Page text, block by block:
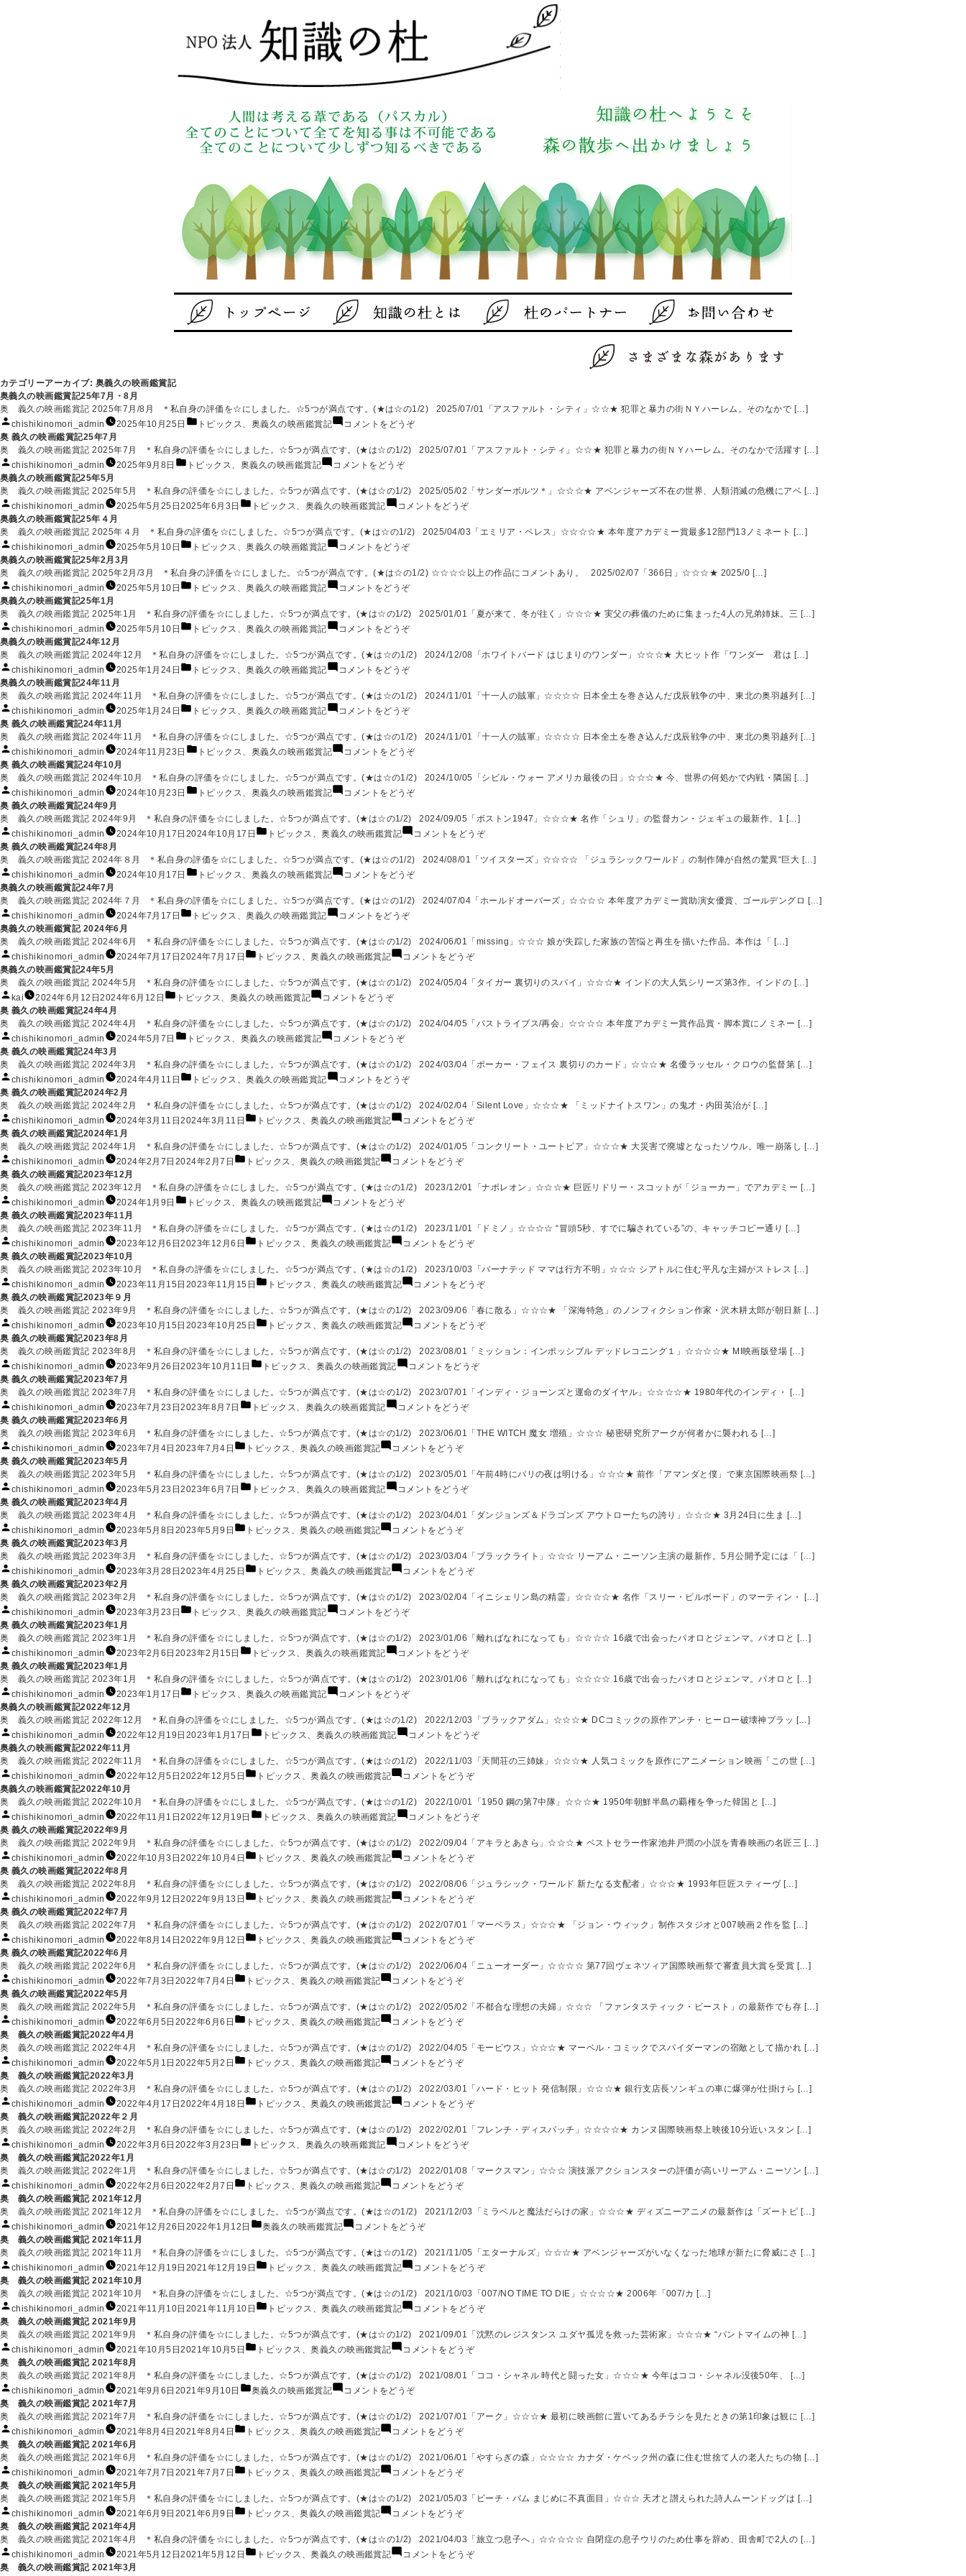
カテゴリーアーカイブ: 奥義久の映画鑑賞記
奥義久の映画鑑賞記25年7月・8月
奥 義久の映画鑑賞記 2025年7月/8月 ＊私自身の評価を☆にしました。☆5つが満点です。(★は☆の1/2) 2025/07/01「アスファルト・シティ」☆☆★ 犯罪と暴力の街ＮＹハーレム。そのなかで […]
投
稿
者:
chishikinomori_admin 2025年10月25日
カ
ゴ
リ
トピックス、 奥義久の映画鑑賞記 コメントをどうぞ(奥
久
画
賞
25
月・
奥 義久の映画鑑賞記25年7月
奥 義久の映画鑑賞記 2025年7月 ＊私自身の評価を☆にしました。☆5つが満点です。(★は☆の1/2) 2025/07/01「アスファルト・シティ」☆☆★ 犯罪と暴力の街ＮＹハーレム。そのなかで活躍す […]
投
稿
者:
chishikinomori_admin 2025年9月8日
カ
ゴ
リ
トピックス、 奥義久の映画鑑賞記 コメントをどうぞ(奥
久
の
画
賞
25
年
月)
奥義久の映画鑑賞記25年5月
奥 義久の映画鑑賞記 2025年5月 ＊私自身の評価を☆にしました。☆5つが満点です。(★は☆の1/2) 2025/05/02「サンダーボルツ＊」☆☆☆★ アベンジャーズ不在の世界、人類消滅の危機にアベ […]
投
稿
者:
chishikinomori_admin 2025年5月25日2025年6月3日
カ
ゴ
リ
トピックス、 奥義久の映画鑑賞記 コメントをどうぞ(奥
久
画
25
月)
奥義久の映画鑑賞記25年４月
奥 義久の映画鑑賞記 2025年４月 ＊私自身の評価を☆にしました。☆5つが満点です。(★は☆の1/2) 2025/04/03「エミリア・ペレス」☆☆☆☆★ 本年度アカデミー賞最多12部門13ノミネート […]
投
稿
者:
chishikinomori_admin 2025年5月10日
カ
ゴ
リ
トピックス 、奥義久の映画鑑賞記 コメントをどうぞ(奥
久
の
画
25
月)
奥義久の映画鑑賞記25年2月3月
奥 義久の映画鑑賞記 2025年2月/3月 ＊私自身の評価を☆にしました。☆5つが満点です。(★は☆の1/2) ☆☆☆☆以上の作品にコメントあり。 2025/02/07「366日」☆☆☆★ 2025/0 […]
投
稿
者:
chishikinomori_admin 2025年5月10日
カ
ゴ
リ
トピックス 、奥義久の映画鑑賞記 コメントをどうぞ(奥
久
の
画
25
月
3
奥義久の映画鑑賞記25年1月
奥 義久の映画鑑賞記 2025年1月 ＊私自身の評価を☆にしました。☆5つが満点です。(★は☆の1/2) 2025/01/01「夏が来て、冬が往く」☆☆☆★ 実父の葬儀のために集まった4人の兄弟姉妹。三 […]
投
稿
者:
chishikinomori_admin 2025年5月10日
カ
ゴ
リ
トピックス 、奥義久の映画鑑賞記 コメントをどうぞ(奥
久
の
画
25
年
月)
奥義久の映画鑑賞記24年12月
奥 義久の映画鑑賞記 2024年12月 ＊私自身の評価を☆にしました。☆5つが満点です。(★は☆の1/2) 2024/12/08「ホワイトバード はじまりのワンダー」☆☆☆★ 大ヒット作「ワンダー 君は […]
投
稿
者:
chishikinomori_admin 2025年1月24日
カ
ゴ
リ
トピックス 、奥義久の映画鑑賞記 コメントをどうぞ(奥
久
の
画
賞
24
年
月)
奥義久の映画鑑賞記24年11月
奥 義久の映画鑑賞記 2024年11月 ＊私自身の評価を☆にしました。☆5つが満点です。(★は☆の1/2) 2024/11/01「十一人の賊軍」☆☆☆☆ 日本全土を巻き込んだ戊辰戦争の中、東北の奥羽越列 […]
投
稿
者:
chishikinomori_admin 2025年1月24日
カ
ゴ
リ
トピックス 、奥義久の映画鑑賞記 コメントをどうぞ(奥
久
の
画
賞
24
年
月)
奥 義久の映画鑑賞記24年11月
奥 義久の映画鑑賞記 2024年11月 ＊私自身の評価を☆にしました。☆5つが満点です。(★は☆の1/2) 2024/11/01「十一人の賊軍」☆☆☆☆ 日本全土を巻き込んだ戊辰戦争の中、東北の奥羽越列 […]
投
稿
者:
chishikinomori_admin 2024年11月23日
カ
ゴ
リ
トピックス、 奥義久の映画鑑賞記 コメントをどうぞ(奥
久
の
画
賞
24
月)
奥 義久の映画鑑賞記24年10月
奥 義久の映画鑑賞記 2024年10月 ＊私自身の評価を☆にしました。☆5つが満点です。(★は☆の1/2) 2024/10/05「シビル・ウォー アメリカ最後の日」☆☆☆★ 今、世界の何処かで内戦・隣国 […]
投
稿
者:
chishikinomori_admin 2024年10月23日
カ
ゴ
リ
トピックス、 奥義久の映画鑑賞記 コメントをどうぞ(奥
久
画
24
月)
奥 義久の映画鑑賞記24年9月
奥 義久の映画鑑賞記 2024年9月 ＊私自身の評価を☆にしました。☆5つが満点です。(★は☆の1/2) 2024/09/05「ボストン1947」☆☆☆★ 名作「シュリ」の監督カン・ジェギュの最新作。1 […]
投
稿
者:
chishikinomori_admin 2024年10月17日 2024年10月17日
カ
ゴ
リ
トピックス 、奥義久の映画鑑賞記 コメントをどうぞ(奥
久
画
24
月)
奥 義久の映画鑑賞記24年8月
奥 義久の映画鑑賞記 2024年８月 ＊私自身の評価を☆にしました。☆5つが満点です。(★は☆の1/2) 2024/08/01「ツイスターズ」☆☆☆☆ 「ジュラシックワールド」の制作陣が自然の驚異“巨大 […]
投
稿
者:
chishikinomori_admin 2024年10月17日
カ
ゴ
リ
トピックス、 奥義久の映画鑑賞記 コメントをどうぞ(奥
久
画
賞
24
月)
奥義久の映画鑑賞記24年7月
奥 義久の映画鑑賞記 2024年７月 ＊私自身の評価を☆にしました。☆5つが満点です。(★は☆の1/2) 2024/07/04「ホールドオーバーズ」☆☆☆☆ 本年度アカデミー賞助演女優賞、ゴールデングロ […]
投
稿
者:
chishikinomori_admin 2024年7月17日
カ
ゴ
リ
トピックス 、奥義久の映画鑑賞記 コメントをどうぞ(奥
久
の
画
24
月)
奥義久の映画鑑賞記 2024年6月
奥 義久の映画鑑賞記 2024年6月 ＊私自身の評価を☆にしました。☆5つが満点です。(★は☆の1/2) 2024/06/01「missing」☆☆☆ 娘が失踪した家族の苦悩と再生を描いた作品。本作は「 […]
投
稿
者:
chishikinomori_admin 2024年7月17日2024年7月17日
カ
ゴ
リ
トピックス 、奥義久の映画鑑賞記 コメントをどうぞ(奥
久
画
2024
月)
奥義久の映画鑑賞記24年5月
奥 義久の映画鑑賞記 2024年5月 ＊私自身の評価を☆にしました。☆5つが満点です。(★は☆の1/2) 2024/05/04「タイガー 裏切りのスパイ」☆☆☆★ インドの大人気シリーズ第3作。インドの […]
投
稿
者:
kai 2024年6月12日2024年6月12日
カ
ゴ
リ
トピックス、 奥義久の映画鑑賞記 コメントをどうぞ(奥
久
の
画
賞
24
年
月)
奥 義久の映画鑑賞記24年4月
奥 義久の映画鑑賞記 2024年4月 ＊私自身の評価を☆にしました。☆5つが満点です。(★は☆の1/2) 2024/04/05「パストライブス/再会」☆☆☆☆ 本年度アカデミー賞作品賞・脚本賞にノミネー […]
投
稿
者:
chishikinomori_admin 2024年5月7日
カ
ゴ
リ
トピックス、 奥義久の映画鑑賞記 コメントをどうぞ(奥
久
の
画
賞
24
年
月)
奥 義久の映画鑑賞記24年3月
奥 義久の映画鑑賞記 2024年3月 ＊私自身の評価を☆にしました。☆5つが満点です。(★は☆の1/2) 2024/03/04「ポーカー・フェイス 裏切りのカード」☆☆☆★ 名優ラッセル・クロウの監督第 […]
投
稿
者:
chishikinomori_admin 2024年4月11日
カ
ゴ
リ
トピックス 、奥義久の映画鑑賞記 コメントをどうぞ(奥
久
の
画
賞
24
月)
奥 義久の映画鑑賞記2024年2月
奥 義久の映画鑑賞記 2024年2月 ＊私自身の評価を☆にしました。☆5つが満点です。(★は☆の1/2) 2024/02/04「Silent Love」☆☆☆★ 「ミッドナイトスワン」の鬼才・内田英治が […]
投
稿
者:
chishikinomori_admin 2024年3月11日2024年3月11日
カ
ゴ
リ
トピックス 、奥義久の映画鑑賞記 コメントをどうぞ(奥
久
画
2024
月)
奥 義久の映画鑑賞記2024年1月
奥 義久の映画鑑賞記 2024年1月 ＊私自身の評価を☆にしました。☆5つが満点です。(★は☆の1/2) 2024/01/05「コンクリート・ユートピア」☆☆☆★ 大災害で廃墟となったソウル。唯一崩落し […]
投
稿
者:
chishikinomori_admin 2024年2月7日 2024年2月7日
カ
ゴ
リ
トピックス 、奥義久の映画鑑賞記 コメントをどうぞ(奥
久
画
賞
2024
年
月)
奥 義久の映画鑑賞記2023年12月
奥 義久の映画鑑賞記 2023年12月 ＊私自身の評価を☆にしました。☆5つが満点です。(★は☆の1/2) 2023/12/01「ナポレオン」☆☆☆★ 巨匠リドリー・スコットが「ジョーカー」でアカデミー […]
投
稿
者:
chishikinomori_admin 2024年1月9日
カ
ゴ
リ
トピックス、 奥義久の映画鑑賞記 コメントをどうぞ(奥
久
画
鑑
2023
年
月)
奥 義久の映画鑑賞記2023年11月
奥 義久の映画鑑賞記 2023年11月 ＊私自身の評価を☆にしました。☆5つが満点です。(★は☆の1/2) 2023/11/01「ドミノ」☆☆☆☆ “冒頭5秒、すでに騙されている”の、キャッチコピー通り […]
投
稿
者:
chishikinomori_admin 2023年12月6日2023年12月6日
カ
ゴ
リ
トピックス 、奥義久の映画鑑賞記 コメントをどうぞ(奥
久
の
画
賞
2023
年
月)
奥 義久の映画鑑賞記2023年10月
奥 義久の映画鑑賞記 2023年10月 ＊私自身の評価を☆にしました。☆5つが満点です。(★は☆の1/2) 2023/10/03「バーナテッド ママは行方不明」☆☆☆ シアトルに住む平凡な主婦がストレス […]
投
稿
者:
chishikinomori_admin 2023年11月15日 2023年11月15日
カ
ゴ
リ
トピックス 、奥義久の映画鑑賞記 コメントをどうぞ(奥
久
の
2023
月)
奥 義久の映画鑑賞記2023年９月
奥 義久の映画鑑賞記 2023年9月 ＊私自身の評価を☆にしました。☆5つが満点です。(★は☆の1/2) 2023/09/06「春に散る」☆☆☆★ 「深海特急」のノンフィクション作家・沢木耕太郎が朝日新 […]
投
稿
者:
chishikinomori_admin 2023年10月15日 2023年10月25日
カ
ゴ
リ
トピックス 、奥義久の映画鑑賞記 コメントをどうぞ(奥
久
画
2023
月)
奥 義久の映画鑑賞記2023年8月
奥 義久の映画鑑賞記 2023年8月 ＊私自身の評価を☆にしました。☆5つが満点です。(★は☆の1/2) 2023/08/01「ミッション：インポッシブル デッドレコニング１」☆☆☆☆★ MI映画版登場 […]
投
稿
者:
chishikinomori_admin 2023年9月26日2023年10月11日
カ
ゴ
リ
トピックス、 奥義久の映画鑑賞記 コメントをどうぞ(奥
久
画
2023
月)
奥 義久の映画鑑賞記2023年7月
奥 義久の映画鑑賞記 2023年7月 ＊私自身の評価を☆にしました。☆5つが満点です。(★は☆の1/2) 2023/07/01「インディ・ジョーンズと運命のダイヤル」☆☆☆☆★ 1980年代のインディ・ […]
投
稿
者:
chishikinomori_admin 2023年7月23日2023年8月7日
カ
ゴ
リ
トピックス、 奥義久の映画鑑賞記 コメントをどうぞ(奥
久
画
2023
月)
奥 義久の映画鑑賞記2023年6月
奥 義久の映画鑑賞記 2023年6月 ＊私自身の評価を☆にしました。☆5つが満点です。(★は☆の1/2) 2023/06/01「THE WITCH 魔女 増殖」☆☆☆ 秘密研究所アークが何者かに襲われる […]
投
稿
者:
chishikinomori_admin 2023年7月4日 2023年7月4日
カ
ゴ
リ
トピックス 、奥義久の映画鑑賞記 コメントをどうぞ(奥
久
の
画
2023
年
月)
奥 義久の映画鑑賞記2023年5月
奥 義久の映画鑑賞記 2023年5月 ＊私自身の評価を☆にしました。☆5つが満点です。(★は☆の1/2) 2023/05/01「午前4時にパリの夜は明ける」☆☆☆★ 前作「アマンダと僕」で東京国際映画祭 […]
投
稿
者:
chishikinomori_admin 2023年5月23日2023年6月7日
カ
ゴ
リ
トピックス、 奥義久の映画鑑賞記 コメントをどうぞ(奥
久
画
賞
2023
月)
奥 義久の映画鑑賞記2023年4月
奥 義久の映画鑑賞記 2023年4月 ＊私自身の評価を☆にしました。☆5つが満点です。(★は☆の1/2) 2023/04/01「ダンジョンズ＆ドラゴンズ アウトローたちの誇り」☆☆☆★ 3月24日に生ま […]
投
稿
者:
chishikinomori_admin 2023年5月8日 2023年5月9日
カ
ゴ
リ
トピックス 、奥義久の映画鑑賞記 コメントをどうぞ(奥
久
の
画
2023
年
月)
奥 義久の映画鑑賞記2023年3月
奥 義久の映画鑑賞記 2023年3月 ＊私自身の評価を☆にしました。☆5つが満点です。(★は☆の1/2) 2023/03/04「ブラックライト」☆☆☆ リーアム・ニーソン主演の最新作。5月公開予定には「 […]
投
稿
者:
chishikinomori_admin 2023年3月28日2023年4月25日
カ
ゴ
リ
トピックス 、奥義久の映画鑑賞記 コメントをどうぞ(奥
久
画
2023
月)
奥 義久の映画鑑賞記2023年2月
奥 義久の映画鑑賞記 2023年2月 ＊私自身の評価を☆にしました。☆5つが満点です。(★は☆の1/2) 2023/02/04「イニシェリン島の精霊」☆☆☆☆★ 名作「スリー・ビルボード」のマーティン・ […]
投
稿
者:
chishikinomori_admin 2023年3月23日
カ
ゴ
リ
トピックス 、奥義久の映画鑑賞記 コメントをどうぞ(奥
久
の
画
2023
年
月)
奥 義久の映画鑑賞記2023年1月
奥 義久の映画鑑賞記 2023年1月 ＊私自身の評価を☆にしました。☆5つが満点です。(★は☆の1/2) 2023/01/06「離ればなれになっても」☆☆☆☆ 16歳で出会ったパオロとジェンマ。パオロと […]
投
稿
者:
chishikinomori_admin 2023年2月6日 2023年2月15日
カ
ゴ
リ
トピックス、 奥義久の映画鑑賞記 コメントをどうぞ(奥
久
画
賞
2023
年
月)
奥 義久の映画鑑賞記2023年1月
奥 義久の映画鑑賞記 2023年1月 ＊私自身の評価を☆にしました。☆5つが満点です。(★は☆の1/2) 2023/01/06「離ればなれになっても」☆☆☆☆ 16歳で出会ったパオロとジェンマ。パオロと […]
投
稿
者:
chishikinomori_admin 2023年1月17日
カ
ゴ
リ
トピックス 、奥義久の映画鑑賞記 コメントをどうぞ(奥
久
画
賞
2023
年
月)
奥義久の映画鑑賞記2022年12月
奥 義久の映画鑑賞記 2022年12月 ＊私自身の評価を☆にしました。☆5つが満点です。(★は☆の1/2) 2022/12/03「ブラックアダム」☆☆☆★ DCコミックの原作アンチ・ヒーロー破壊神ブラッ […]
投
稿
者:
chishikinomori_admin 2022年12月19日 2023年1月17日
カ
ゴ
リ
トピックス、 奥義久の映画鑑賞記 コメントをどうぞ(奥
久
画
2022
月)
奥義久の映画鑑賞記2022年11月
奥 義久の映画鑑賞記 2022年11月 ＊私自身の評価を☆にしました。☆5つが満点です。(★は☆の1/2) 2022/11/03「天間荘の三姉妹」☆☆☆★ 人気コミックを原作にアニメーション映画「この世 […]
投
稿
者:
chishikinomori_admin 2022年12月5日2022年12月5日
カ
ゴ
リ
トピックス 、奥義久の映画鑑賞記 コメントをどうぞ(奥
久
の
画
2022
月)
奥義久の映画鑑賞記2022年10月
奥 義久の映画鑑賞記 2022年10月 ＊私自身の評価を☆にしました。☆5つが満点です。(★は☆の1/2) 2022/10/01「1950 鋼の第7中隊」☆☆☆★ 1950年朝鮮半島の覇権を争った韓国と […]
投
稿
者:
chishikinomori_admin 2022年11月1日2022年12月19日
カ
ゴ
リ
トピックス、 奥義久の映画鑑賞記 コメントをどうぞ(奥
久
画
2022
月)
奥 義久の映画鑑賞記2022年9月
奥 義久の映画鑑賞記 2022年9月 ＊私自身の評価を☆にしました。☆5つが満点です。(★は☆の1/2) 2022/09/04「アキラとあきら」☆☆☆★ ベストセラー作家池井戸潤の小説を青春映画の名匠三 […]
投
稿
者:
chishikinomori_admin 2022年10月3日2022年10月4日
カ
ゴ
リ
トピックス 、奥義久の映画鑑賞記 コメントをどうぞ(奥
久
の
画
2022
月)
奥 義久の映画鑑賞記2022年8月
奥 義久の映画鑑賞記 2022年8月 ＊私自身の評価を☆にしました。☆5つが満点です。(★は☆の1/2) 2022/08/06「ジュラシック・ワールド 新たなる支配者」☆☆☆★ 1993年巨匠スティーヴ […]
投
稿
者:
chishikinomori_admin 2022年9月12日2022年9月13日
カ
ゴ
リ
トピックス 、奥義久の映画鑑賞記 コメントをどうぞ(奥
久
の
画
2022
月)
奥 義久の映画鑑賞記2022年7月
奥 義久の映画鑑賞記 2022年7月 ＊私自身の評価を☆にしました。☆5つが満点です。(★は☆の1/2) 2022/07/01「マーベラス」☆☆☆★ 「ジョン・ウィック」制作スタジオと007映画２作を監 […]
投
稿
者:
chishikinomori_admin 2022年8月14日2022年9月12日
カ
ゴ
リ
トピックス 、奥義久の映画鑑賞記 コメントをどうぞ(奥
久
画
2022
月)
奥 義久の映画鑑賞記2022年6月
奥 義久の映画鑑賞記 2022年6月 ＊私自身の評価を☆にしました。☆5つが満点です。(★は☆の1/2) 2022/06/04「ニューオーダー」☆☆☆☆ 第77回ヴェネツィア国際映画祭で審査員大賞を受賞 […]
投
稿
者:
chishikinomori_admin 2022年7月3日 2022年7月4日
カ
ゴ
リ
トピックス 、奥義久の映画鑑賞記 コメントをどうぞ(奥
久
の
画
2022
年
月 )
奥 義久の映画鑑賞記2022年5月
奥 義久の映画鑑賞記 2022年5月 ＊私自身の評価を☆にしました。☆5つが満点です。(★は☆の1/2) 2022/05/02「不都合な理想の夫婦」☆☆☆ 「ファンタスティック・ビースト」の最新作でも存 […]
投
稿
者:
chishikinomori_admin 2022年6月5日 2022年6月6日
カ
ゴ
リ
トピックス 、奥義久の映画鑑賞記 コメントをどうぞ(奥
久
の
画
賞
2022
年
月)
奥 義久の映画鑑賞記2022年4月
奥 義久の映画鑑賞記 2022年4月 ＊私自身の評価を☆にしました。☆5つが満点です。(★は☆の1/2) 2022/04/05「モービウス」☆☆☆★ マーベル・コミックでスパイダーマンの宿敵として描かれ […]
投
稿
者:
chishikinomori_admin 2022年5月1日 2022年5月2日
カ
ゴ
リ
トピックス 、奥義久の映画鑑賞記 コメントをどうぞ(奥
久
の
画
賞
2022
月)
奥 義久の映画鑑賞記2022年3月
奥 義久の映画鑑賞記 2022年3月 ＊私自身の評価を☆にしました。☆5つが満点です。(★は☆の1/2) 2022/03/01「ハード・ヒット 発信制限」☆☆☆★ 銀行支店長ソンギュの車に爆弾が仕掛けら […]
投
稿
者:
chishikinomori_admin 2022年4月17日2022年4月18日
カ
ゴ
リ
トピックス 、奥義久の映画鑑賞記 コメントをどうぞ(奥
久
画
2022
月)
奥 義久の映画鑑賞記2022年２月
奥 義久の映画鑑賞記 2022年2月 ＊私自身の評価を☆にしました。☆5つが満点です。(★は☆の1/2) 2022/02/01「フレンチ・ディスパッチ」☆☆☆☆★ カンヌ国際映画祭上映後10分近いスタン […]
投
稿
者:
chishikinomori_admin 2022年3月6日 2022年3月23日
カ
ゴ
リ
トピックス、 奥義久の映画鑑賞記 コメントをどうぞ(奥
久
画
2022
年
月)
奥 義久の映画鑑賞記2022年1月
奥 義久の映画鑑賞記 2022年1月 ＊私自身の評価を☆にしました。☆5つが満点です。(★は☆の1/2) 2022/01/08「マークスマン」☆☆☆ 演技派アクションスターの評価が高いリーアム・ニーソン […]
投
稿
者:
chishikinomori_admin 2022年2月6日 2022年2月7日
カ
ゴ
リ
トピックス 、奥義久の映画鑑賞記 コメントをどうぞ(奥
久
画
賞
2022
年
月)
奥 義久の映画鑑賞記 2021年12月
奥 義久の映画鑑賞記 2021年12月 ＊私自身の評価を☆にしました。☆5つが満点です。(★は☆の1/2) 2021/12/03「ミラベルと魔法だらけの家」☆☆☆★ ディズニーアニメの最新作は「ズートピ […]
投
稿
者:
chishikinomori_admin 2021年12月26日 2022年1月12日
カ
ゴ
リ
奥義久の映画鑑賞記 コメントをどうぞ(奥
久
の
画
賞
2021
年
月)
奥 義久の映画鑑賞記 2021年11月
奥 義久の映画鑑賞記 2021年11月 ＊私自身の評価を☆にしました。☆5つが満点です。(★は☆の1/2) 2021/11/05「エターナルズ」☆☆☆★ アベンジャーズがいなくなった地球が新たに脅威にさ […]
投
稿
者:
chishikinomori_admin 2021年12月19日 2021年12月19日
カ
ゴ
リ
トピックス 、奥義久の映画鑑賞記 コメントをどうぞ(奥
久
の
画
2021
月)
奥 義久の映画鑑賞記 2021年10月
奥 義久の映画鑑賞記 2021年10月 ＊私自身の評価を☆にしました。☆5つが満点です。(★は☆の1/2) 2021/10/03「007/NO TIME TO DIE」☆☆☆☆★ 2006年「007/カ […]
投
稿
者:
chishikinomori_admin 2021年11月10日 2021年11月10日
カ
ゴ
リ
トピックス 、奥義久の映画鑑賞記 コメントをどうぞ(奥
久
2021
月)
奥 義久の映画鑑賞記 2021年9月
奥 義久の映画鑑賞記 2021年9月 ＊私自身の評価を☆にしました。☆5つが満点です。(★は☆の1/2) 2021/09/01「沈黙のレジスタンス ユダヤ孤児を救った芸術家」☆☆☆★ “パントマイムの神 […]
投
稿
者:
chishikinomori_admin 2021年10月5日2021年10月5日
カ
ゴ
リ
トピックス 、奥義久の映画鑑賞記 コメントをどうぞ(奥
久
画
2021
月)
奥 義久の映画鑑賞記 2021年8月
奥 義久の映画鑑賞記 2021年8月 ＊私自身の評価を☆にしました。☆5つが満点です。(★は☆の1/2) 2021/08/01「ココ・シャネル 時代と闘った女」☆☆☆★ 今年はココ・シャネル没後50年、 […]
投
稿
者:
chishikinomori_admin 2021年9月6日 2021年9月10日
カ
ゴ
リ
奥義久の映画鑑賞記 コメントをどうぞ(奥
久
の
画
賞
2021
年
月)
奥 義久の映画鑑賞記 2021年7月
奥 義久の映画鑑賞記 2021年7月 ＊私自身の評価を☆にしました。☆5つが満点です。(★は☆の1/2) 2021/07/01「アーク」☆☆☆★ 最初に映画館に置いてあるチラシを見たときの第1印象は観に […]
投
稿
者:
chishikinomori_admin 2021年8月4日 2021年8月4日
カ
ゴ
リ
トピックス 、奥義久の映画鑑賞記 コメントをどうぞ(奥
久
の
画
2021
年
奥 義久の映画鑑賞記 2021年6月
奥 義久の映画鑑賞記 2021年6月 ＊私自身の評価を☆にしました。☆5つが満点です。(★は☆の1/2) 2021/06/01「やすらぎの森」☆☆☆☆ カナダ・ケベック州の森に住む世捨て人の老人たちの物 […]
投
稿
者:
chishikinomori_admin 2021年7月7日 2021年7月7日
カ
ゴ
リ
トピックス 、奥義久の映画鑑賞記 コメントをどうぞ(奥
久
の
画
賞
奥 義久の映画鑑賞記 2021年5月
奥 義久の映画鑑賞記 2021年5月 ＊私自身の評価を☆にしました。☆5つが満点です。(★は☆の1/2) 2021/05/03「ビーチ・バム まじめに不真面目」☆☆☆ 天才と讃えられた詩人ムーンドッグは […]
投
稿
者:
chishikinomori_admin 2021年6月9日 2021年6月9日
カ
ゴ
リ
トピックス 、奥義久の映画鑑賞記 コメントをどうぞ(奥
久
の
奥 義久の映画鑑賞記 2021年4月
奥 義久の映画鑑賞記 2021年4月 ＊私自身の評価を☆にしました。☆5つが満点です。(★は☆の1/2) 2021/04/03「旅立つ息子へ」☆☆☆☆☆ 自閉症の息子ウリのため仕事を辞め、田舎町で2人の […]
投
稿
chishikinomori_admin 2021年5月12日2021年5月12日
カトピックス 、奥義久の映画鑑賞記 コメントをどうぞ(奥
奥 義久の映画鑑賞記 2021年3月